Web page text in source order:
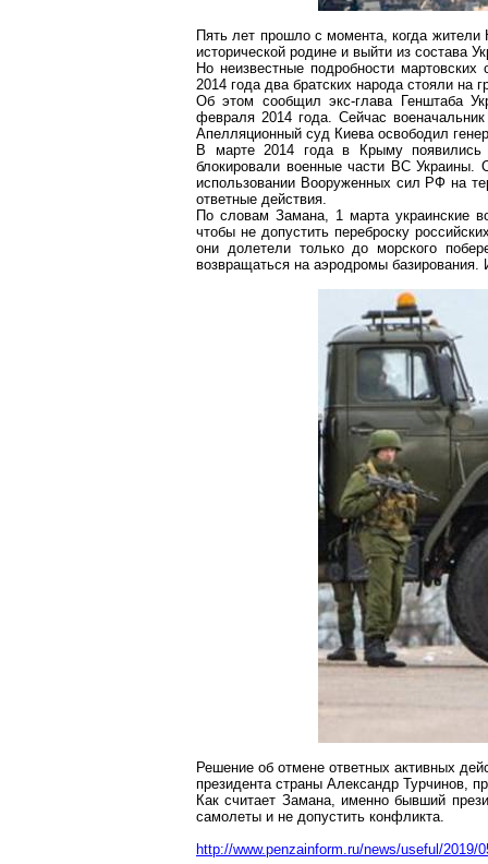
Пять лет прошло с момента, когда
исторической родине и выйти из состава
Но неизвестные подробности
2014 года два братских народа стояли на
Об этом сообщилэкс-главаГенштаба
февраля 2014 года. Сейчас
Апелляционный суд Киева освободил
В марте 2014 года в Крыму появились
блокировали военные части ВСУкраины.
использовании Вооруженных сил РФ на
ответные действия.
По словам Замана, 1 марта украинские
чтобы не допустить переброску
они долетели только до морского
возвращаться на аэродромы базирования.
Решение об отмене ответных активных
президента страны Александр Турчинов,
Как считает Замана, именно бывший
самолеты и не допустить конфликта.
http://www.penzainform.ru/news/useful/